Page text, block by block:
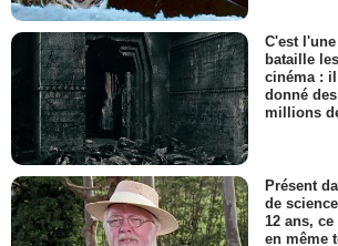
C'est
bataille
cinéma :
donné
millions
Présent
de
12 ans,
en même